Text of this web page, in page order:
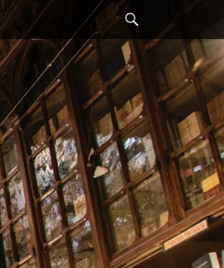
Toggle